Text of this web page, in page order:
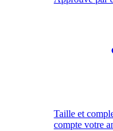
Taille et
compte votre